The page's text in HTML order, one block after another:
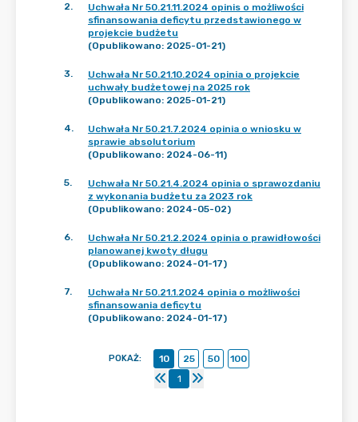
2.
Uchwała Nr 50.21.11.2024 opinis o możliwości
sfinansowania deficytu przedstawionego w
projekcie budżetu
(Opublikowano: 2025-01-21)
3.
Uchwała Nr 50.21.10.2024 opinia o projekcie
uchwały budżetowej na 2025 rok
(Opublikowano: 2025-01-21)
4.
Uchwała Nr 50.21.7.2024 opinia o wniosku w
sprawie absolutorium
(Opublikowano: 2024-06-11)
5.
Uchwała Nr 50.21.4.2024 opinia o sprawozdaniu
z wykonania budżetu za 2023 rok
(Opublikowano: 2024-05-02)
6.
Uchwała Nr 50.21.2.2024 opinia o prawidłowości
planowanej kwoty długu
(Opublikowano: 2024-01-17)
7.
Uchwała Nr 50.21.1.2024 opinia o możliwości
sfinansowania deficytu
(Opublikowano: 2024-01-17)
POKAŻ: 10 25 50
100
1